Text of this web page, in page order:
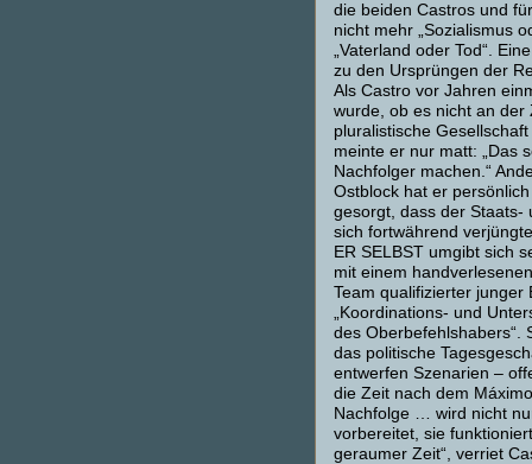
die beiden Castros und
nicht mehr „Sozialismus
„Vaterland oder Tod“.
zu den Ursprüngen der
Als Castro vor Jahren
wurde, ob es nicht an der
pluralistische
meinte er nur matt: „Das
Nachfolger machen.“
Ostblock hat er
gesorgt, dass der Staats-
sich fortwährend
ER SELBST umgibt sich
mit einem
Team qualifizierter junger
„Koordinations- und
des Oberbefehlshabers“.
das politische
entwerfen Szenarien –
die Zeit nach dem
Nachfolge … wird nicht
vorbereitet, sie
geraumer Zeit“, verriet